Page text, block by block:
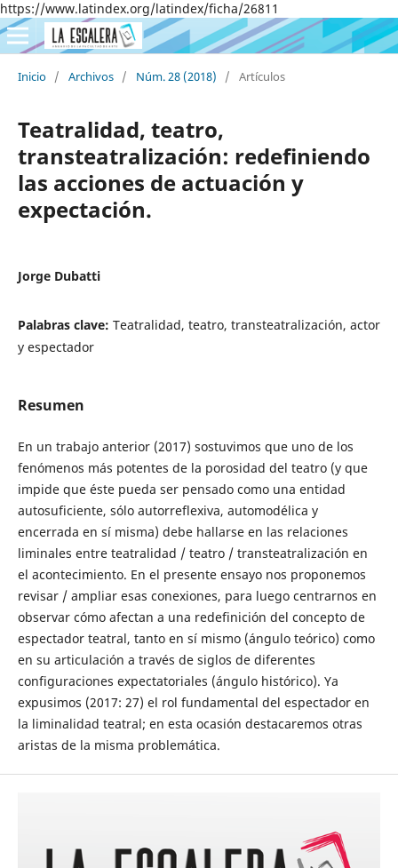
https://www.latindex.org/latindex/ficha/26811
Inicio / Archivos / Núm. 28 (2018) / Artículos
Teatralidad, teatro,
transteatralización: redefiniendo
las acciones de actuación y
expectación.
Jorge Dubatti
Palabras clave: Teatralidad, teatro, transteatralización, actor
y espectador
Resumen
En un trabajo anterior (2017) sostuvimos que uno de los
fenómenos más potentes de la porosidad del teatro (y que
impide que éste pueda ser pensado como una entidad
autosuficiente, sólo autorreflexiva, automodélica y
encerrada en sí misma) debe hallarse en las relaciones
liminales entre teatralidad / teatro / transteatralización en
el acontecimiento. En el presente ensayo nos proponemos
revisar / ampliar esas conexiones, para luego centrarnos en
observar cómo afectan a una redefinición del concepto de
espectador teatral, tanto en sí mismo (ángulo teórico) como
en su articulación a través de siglos de diferentes
configuraciones expectatoriales (ángulo histórico). Ya
expusimos (2017: 27) el rol fundamental del espectador en
la liminalidad teatral; en esta ocasión destacaremos otras
aristas de la misma problemática.